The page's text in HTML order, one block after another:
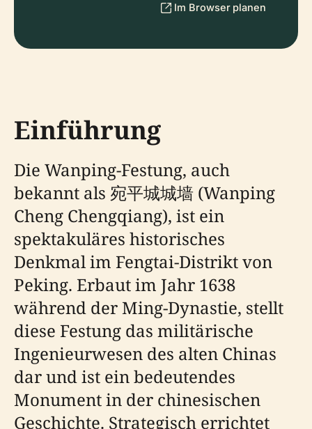
Im Browser planen
Einführung
Die Wanping-Festung, auch
bekannt als 宛平城城墙 (Wanping
Cheng Chengqiang), ist ein
spektakuläres historisches
Denkmal im Fengtai-Distrikt von
Peking. Erbaut im Jahr 1638
während der Ming-Dynastie, stellt
diese Festung das militärische
Ingenieurwesen des alten Chinas
dar und ist ein bedeutendes
Monument in der chinesischen
Geschichte. Strategisch errichtet